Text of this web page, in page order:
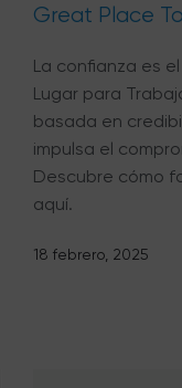
Great Place
La confianza es
Lugar para
basada en
impulsa el
Descubre cómo
aquí.
18 febrero, 2025